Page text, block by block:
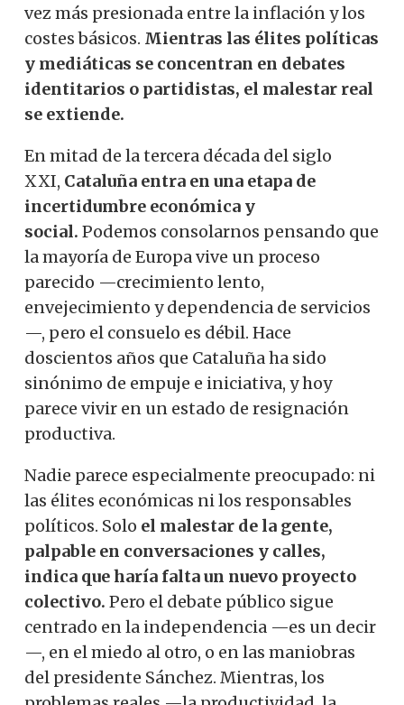
vez más presionada entre la inflación y los
costes básicos. Mientras las élites políticas
y mediáticas se concentran en debates
identitarios o partidistas, el malestar real
se extiende.
En mitad de la tercera década del siglo
XXI, Cataluña entra en una etapa de
incertidumbre económica y
social. Podemos consolarnos pensando que
la mayoría de Europa vive un proceso
parecido —crecimiento lento,
envejecimiento y dependencia de servicios
—, pero el consuelo es débil. Hace
doscientos años que Cataluña ha sido
sinónimo de empuje e iniciativa, y hoy
parece vivir en un estado de resignación
productiva.
Nadie parece especialmente preocupado: ni
las élites económicas ni los responsables
políticos. Solo el malestar de la gente,
palpable en conversaciones y calles,
indica que haría falta un nuevo proyecto
colectivo. Pero el debate público sigue
centrado en la independencia —es un decir
—, en el miedo al otro, o en las maniobras
del presidente Sánchez. Mientras, los